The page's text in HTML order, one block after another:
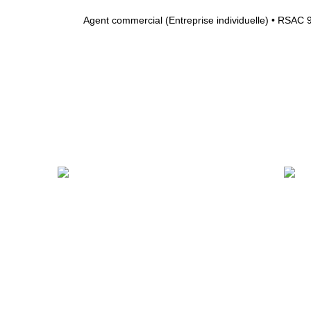
Agent commercial (Entreprise individuelle) • RSAC